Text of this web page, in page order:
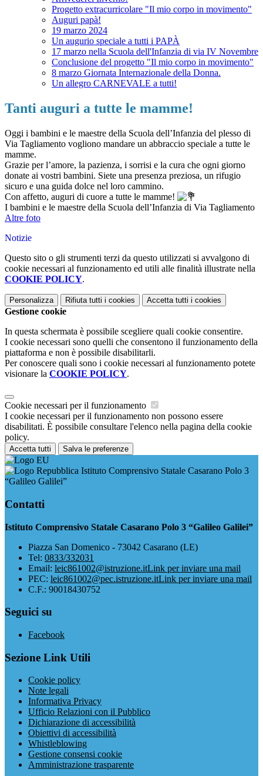
Progetto extracurricolare "Il mio corpo in movimento"
Auguri papà!
19 marzo 2024
Un augurio speciale a tutti i PAPÀ
17 marzo nella Scuola dell'Infanzia di via IV Novembre
Conclusione del progetto "Il mio corpo in movimento"
8 marzo Giornata Internazionale della Donna.
Un allegro CARNEVALE a tutti!
Tanti auguri a tutte le mamme!
Oggi i bambini e le maestre della Scuola dell’Infanzia del plesso di
Via Tagliamento vogliono mandare un abbraccio speciale a tutte le
mamme.
Grazie per l’amore, la pazienza, i sorrisi e la cura che ogni giorno
donate ai vostri bambini. Siete una presenza preziosa, un rifugio
sicuro e una guida dolce nel loro cammino.
Con affetto, auguri di cuore a tutte le mamme!
I bambini e le maestre della Scuola dell’Infanzia di Via Tagliamento
Altre foto
Notizie
Questo sito o gli strumenti terzi da questo utilizzati si avvalgono di
cookie necessari al funzionamento ed utili alle finalità illustrate nella
COOKIE POLICY.
Personalizza Rifiuta tutti i cookies Accetta tutti i cookies
Gestione cookie
In questa schermata è possibile scegliere quali cookie consentire.
I cookie necessari sono quelli che consentono il funzionamento della
piattaforma e non è possibile disabilitarli.
Per conoscere quali sono i cookie necessari al funzionamento potete
visionare la COOKIE POLICY.
Cookie necessari per il funzionamento
I cookie necessari per il funzionamento non possono essere
disabilitati. È possibile consultare l'elenco nella pagina della cookie
policy.
Accetta tutti Salva le preferenze
Istituto Comprensivo Statale Casarano Polo 3
“Galileo Galilei”
Contatti
Istituto Comprensivo Statale Casarano Polo 3 “Galileo Galilei”
Piazza San Domenico - 73042 Casarano (LE)
Tel: 0833/332031
Email: leic861002@istruzione.itLink per inviare una mail
PEC: leic861002@pec.istruzione.itLink per inviare una mail
C.F.: 90018430752
Seguici su
Facebook
Sezione Link Utili
Cookie policy
Note legali
Informativa Privacy
Ufficio Relazioni con il Pubblico
Dichiarazione di accessibilità
Obiettivi di accessibilità
Whistleblowing
Gestione consensi cookie
Amministrazione trasparente